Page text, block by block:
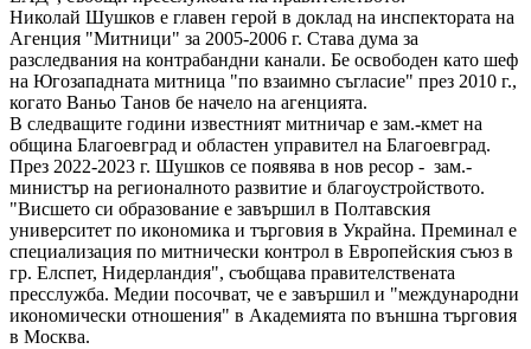
Николай Шушков е главен герой в доклад на инспектората на
Агенция "Митници" за 2005-2006 г. Става дума за
разследвания на контрабандни канали. Бе освободен като шеф
на Югозападната митница "по взаимно съгласие" през 2010 г.,
когато Ваньо Танов бе начело на агенцията.
В следващите години известният митничар е зам.-кмет на
община Благоевград и областен управител на Благоевград.
През 2022-2023 г. Шушков се появява в нов ресор - зам.-
министър на регионалното развитие и благоустройството.
"Висшето си образование е завършил в Полтавския
университет по икономика и търговия в Украйна. Преминал е
специализация по митнически контрол в Европейския съюз в
гр. Елспет, Нидерландия", съобщава правителствената
пресслужба. Медии посочват, че е завършил и "международни
икономически отношения" в Академията по външна търговия
в Москва.